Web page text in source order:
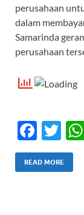
perusahaan
dalam
Samarinda
perusahaan
F
ac
e
T
w
itt
READ MORE